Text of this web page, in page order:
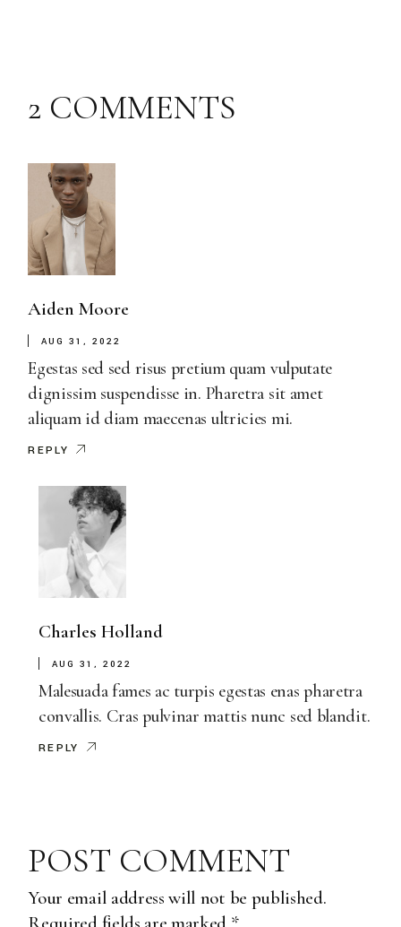
2 COMMENTS
Aiden Moore
AUG 31, 2022
Egestas sed sed risus pretium quam vulputate
dignissim suspendisse in. Pharetra sit amet
aliquam id diam maecenas ultricies mi.
REPLY
Charles Holland
AUG 31, 2022
Malesuada fames ac turpis egestas enas pharetra
convallis. Cras pulvinar mattis nunc sed blandit.
REPLY
POST COMMENT
Your email address will not be published.